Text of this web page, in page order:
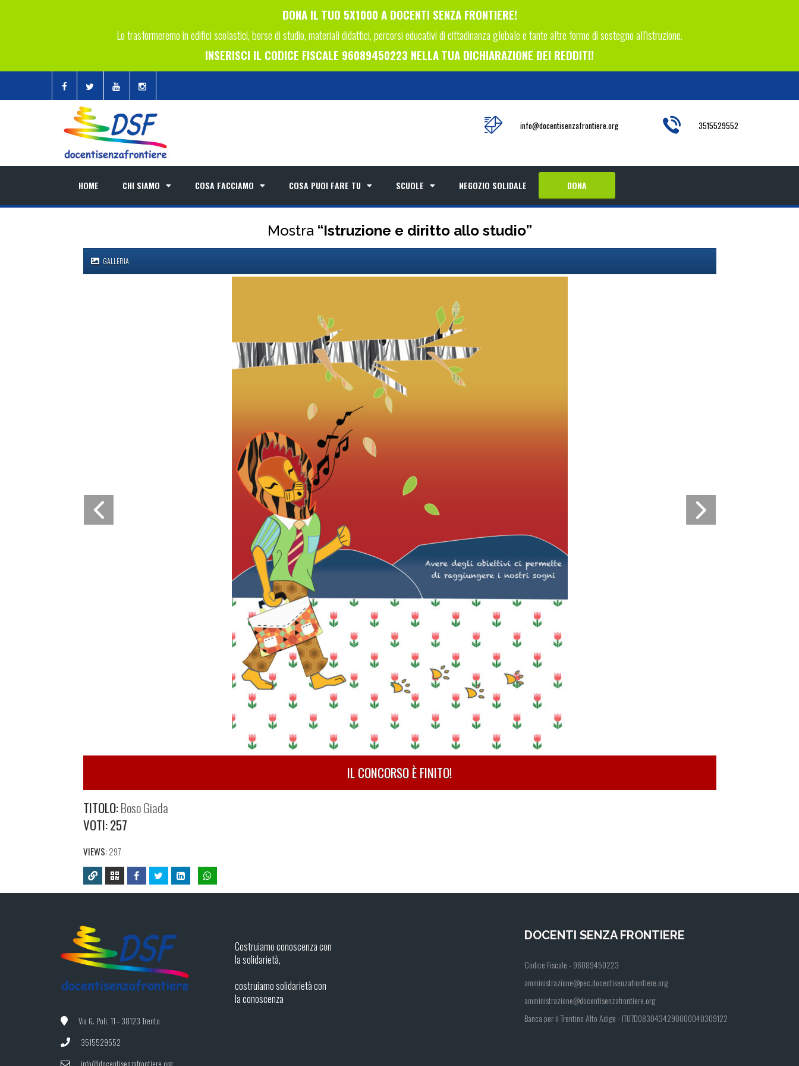
DONA IL TUO 5X1000 A DOCENTI SENZA FRONTIERE!
Lo trasformeremo in edifici scolastici, borse di studio, materiali didattici, percorsi educativi di cittadinanza globale e tante altre forme di sostegno all'istruzione.
INSERISCI IL CODICE FISCALE 96089450223 NELLA TUA DICHIARAZIONE DEI REDDITI!
info@docentisenzafrontiere.org 3515529552
HOME CHI SIAMO COSA FACCIAMO COSA PUOI FARE TU SCUOLE NEGOZIO SOLIDALE DONA
Mostra “Istruzione e diritto allo studio”
GALLERIA
IL CONCORSO È FINITO!
TITOLO:Boso Giada
VOTI:257
VIEWS:297
Via G. Poli, 11 - 38123 Trento
3515529552
info@docentisenzafrontiere.org
Costruiamo conoscenza con
la solidarietà,
costruiamo solidarietà con
la conoscenza
DOCENTI SENZA FRONTIERE
Codice Fiscale - 96089450223
amministrazione@pec.docentisenzafrontiere.org
amministrazione@docentisenzafrontiere.org
Banca per il Trentino Alto Adige - IT07D0830434290000040309122